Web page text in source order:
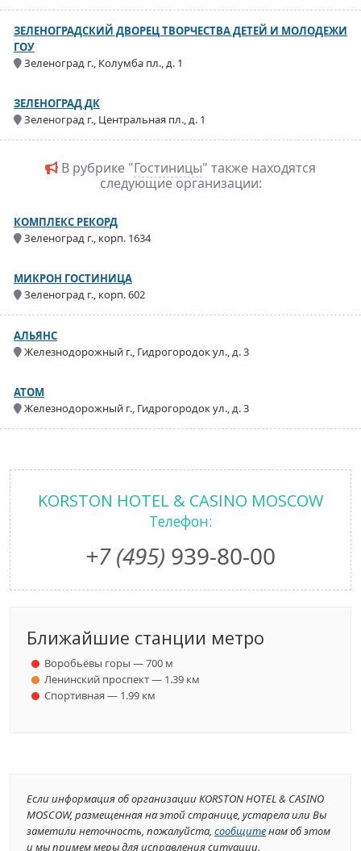
ЗЕЛЕНОГРАДСКИЙ ДВОРЕЦ ТВОРЧЕСТВА ДЕТЕЙ И МОЛОДЕЖИ
ГОУ
Зеленоград г., Колумба пл., д. 1
ЗЕЛЕНОГРАД ДК
Зеленоград г., Центральная пл., д. 1
В рубрике "Гостиницы" также находятся
следующие организации:
КОМПЛЕКС РЕКОРД
Зеленоград г., корп. 1634
МИКРОН ГОСТИНИЦА
Зеленоград г., корп. 602
АЛЬЯНС
Железнодорожный г., Гидрогородок ул., д. 3
АТОМ
Железнодорожный г., Гидрогородок ул., д. 3
KORSTON HOTEL & CASINO MOSCOW
Телефон:
+7 (495) 939-80-00
Ближайшие станции метро
Воробьёвы горы — 700 м
Ленинский проспект — 1.39 км
Спортивная — 1.99 км
Если информация об организации KORSTON HOTEL & CASINO
MOSCOW, размещенная на этой странице, устарела или Вы
заметили неточность, пожалуйста, сообщитенам об этом
и мы примем меры для исправления ситуации.